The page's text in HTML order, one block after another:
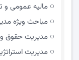
مالیه عمومی
مباحث ویژه
مديريت حقوق
مدیریت